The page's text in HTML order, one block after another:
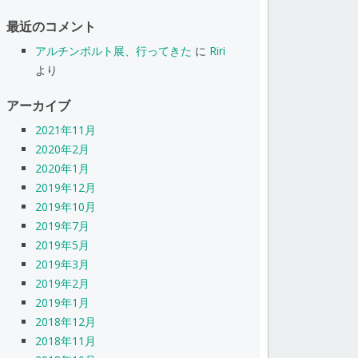
最近のコメント
アルチンボルト展、行ってきた に Riri
より
アーカイブ
2021年11月
2020年2月
2020年1月
2019年12月
2019年10月
2019年7月
2019年5月
2019年3月
2019年2月
2019年1月
2018年12月
2018年11月